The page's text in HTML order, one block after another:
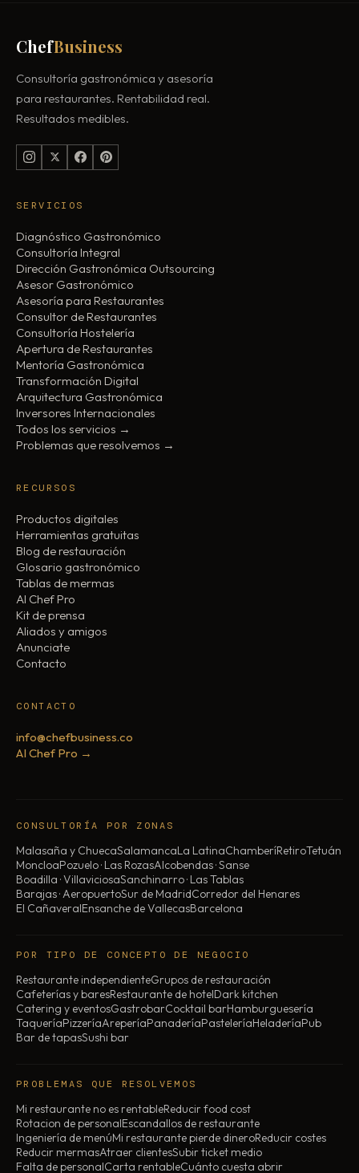
ChefBusiness
Consultoría gastronómica y asesoría
para restaurantes. Rentabilidad real.
Resultados medibles.
SERVICIOS
Diagnóstico Gastronómico
Consultoría Integral
Dirección Gastronómica Outsourcing
Asesor Gastronómico
Asesoría para Restaurantes
Consultor de Restaurantes
Consultoría Hostelería
Apertura de Restaurantes
Mentoría Gastronómica
Transformación Digital
Arquitectura Gastronómica
Inversores Internacionales
Todos los servicios →
Problemas que resolvemos →
RECURSOS
Productos digitales
Herramientas gratuitas
Blog de restauración
Glosario gastronómico
Tablas de mermas
AI Chef Pro
Kit de prensa
Aliados y amigos
Anunciate
Contacto
CONTACTO
info@chefbusiness.co
AI Chef Pro →
CONSULTORÍA POR ZONAS
Malasaña y ChuecaSalamancaLa LatinaChamberíRetiroTetuán
MoncloaPozuelo · Las RozasAlcobendas · Sanse
Boadilla · VillaviciosaSanchinarro · Las Tablas
Barajas · AeropuertoSur de MadridCorredor del Henares
El CañaveralEnsanche de VallecasBarcelona
POR TIPO DE CONCEPTO DE NEGOCIO
Restaurante independienteGrupos de restauración
Cafeterías y baresRestaurante de hotelDark kitchen
Catering y eventosGastrobarCocktail barHamburguesería
TaqueríaPizzeríaAreperíaPanaderíaPasteleríaHeladeríaPub
Bar de tapasSushi bar
PROBLEMAS QUE RESOLVEMOS
Mi restaurante no es rentableReducir food cost
Rotacion de personalEscandallos de restaurante
Ingeniería de menúMi restaurante pierde dineroReducir costes
Reducir mermasAtraer clientesSubir ticket medio
Falta de personalCarta rentableCuánto cuesta abrir